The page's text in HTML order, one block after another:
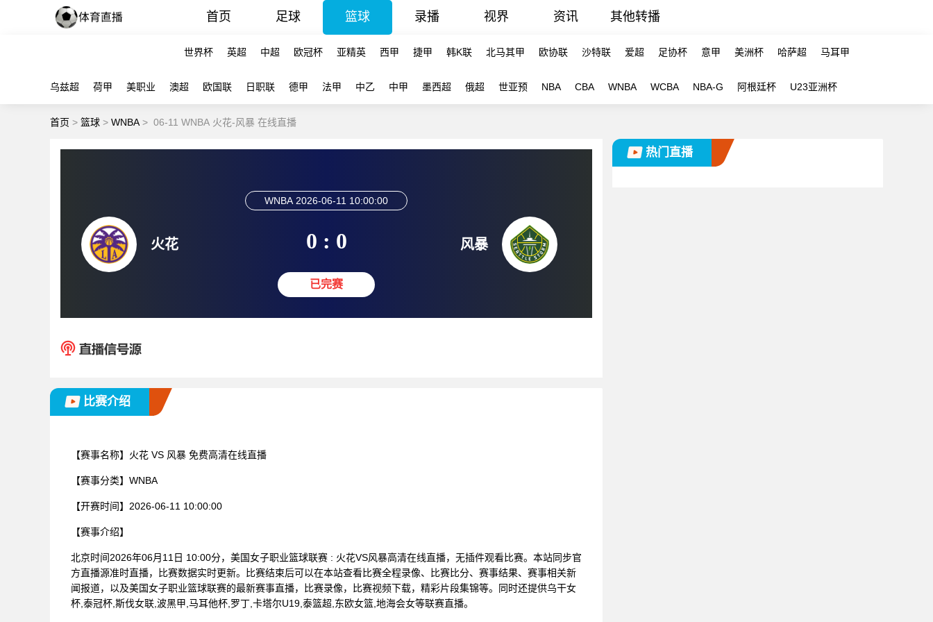
首页 足球 篮球 录播 视界 资讯 其他转播
世界杯 英超 中超 欧冠杯 亚精英 西甲 捷甲 韩K联 北马其甲 欧协联 沙特联 爱超 足协杯 意甲 美洲杯 哈萨超 马耳甲
乌兹超 荷甲 美职业 澳超 欧国联 日职联 德甲 法甲 中乙 中甲 墨西超 俄超 世亚预 NBA CBA WNBA WCBA NBA-G 阿根廷杯 U23亚洲杯
首页 > 篮球 > WNBA > 06-11 WNBA 火花-风暴 在线直播
火花
WNBA 2026-06-11 10:00:00
0 : 0
已完赛
风暴
比赛介绍
【赛事名称】 火花 VS 风暴 免费高清在线直播
【赛事分类】 WNBA
【开赛时间】 2026-06-11 10:00:00
【赛事介绍】
北京时间2026年06月11日 10:00分，美国女子职业篮球联赛 : 火花VS风暴高清在线直播，无插件观看比赛。本站同步官
方直播源准时直播，比赛数据实时更新。比赛结束后可以在本站查看比赛全程录像、比赛比分、赛事结果、赛事相关新
闻报道，以及美国女子职业篮球联赛的最新赛事直播，比赛录像，比赛视频下载，精彩片段集锦等。同时还提供乌干女
杯,泰冠杯,斯伐女联,波黑甲,马耳他杯,罗丁,卡塔尔U19,泰篮超,东欧女篮,地海会女等联赛直播。
热门直播